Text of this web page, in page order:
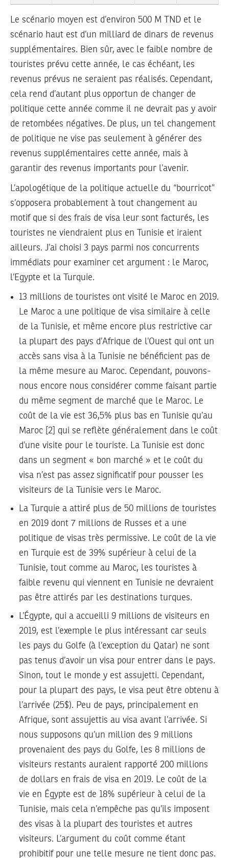
Le scénario moyen est d’environ 500 M TND et le
scénario haut est d’un milliard de dinars de revenus
supplémentaires. Bien sûr, avec le faible nombre de
touristes prévu cette année, le cas échéant, les
revenus prévus ne seraient pas réalisés. Cependant,
cela rend d’autant plus opportun de changer de
politique cette année comme il ne devrait pas y avoir
de retombées négatives. De plus, un tel changement
de politique ne vise pas seulement à générer des
revenus supplémentaires cette année, mais à
garantir des revenus importants pour l’avenir.
L’apologétique de la politique actuelle du “bourricot”
s’opposera probablement à tout changement au
motif que si des frais de visa leur sont facturés, les
touristes ne viendraient plus en Tunisie et iraient
ailleurs. J’ai choisi 3 pays parmi nos concurrents
immédiats pour examiner cet argument : le Maroc,
l’Egypte et la Turquie.
13 millions de touristes ont visité le Maroc en 2019.
Le Maroc a une politique de visa similaire à celle
de la Tunisie, et même encore plus restrictive car
la plupart des pays d’Afrique de l’Ouest qui ont un
accès sans visa à la Tunisie ne bénéficient pas de
la même mesure au Maroc. Cependant, pouvons-
nous encore nous considérer comme faisant partie
du même segment de marché que le Maroc. Le
coût de la vie est 36,5% plus bas en Tunisie qu’au
Maroc [2] qui se reflète généralement dans le coût
d’une visite pour le touriste. La Tunisie est donc
dans un segment « bon marché » et le coût du
visa n’est pas assez significatif pour pousser les
visiteurs de la Tunisie vers le Maroc.
La Turquie a attiré plus de 50 millions de touristes
en 2019 dont 7 millions de Russes et a une
politique de visas très permissive. Le coût de la vie
en Turquie est de 39% supérieur à celui de la
Tunisie, tout comme au Maroc, les touristes à
faible revenu qui viennent en Tunisie ne devraient
pas être attirés par les destinations turques.
L’Égypte, qui a accueilli 9 millions de visiteurs en
2019, est l’exemple le plus intéressant car seuls
les pays du Golfe (à l’exception du Qatar) ne sont
pas tenus d’avoir un visa pour entrer dans le pays.
Sinon, tout le monde y est assujetti. Cependant,
pour la plupart des pays, le visa peut être obtenu à
l’arrivée (25$). Peu de pays, principalement en
Afrique, sont assujettis au visa avant l’arrivée. Si
nous supposons qu’un million des 9 millions
provenaient des pays du Golfe, les 8 millions de
visiteurs restants auraient rapporté 200 millions
de dollars en frais de visa en 2019. Le coût de la
vie en Égypte est de 18% supérieur à celui de la
Tunisie, mais cela n’empêche pas qu’ils imposent
des visas à la plupart des touristes et autres
visiteurs. L’argument du coût comme étant
prohibitif pour une telle mesure ne tient donc pas.